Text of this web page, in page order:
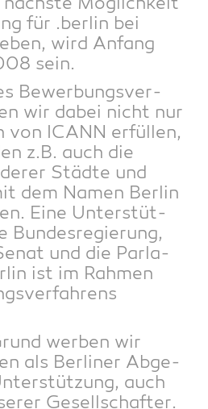
nächs­te Mög­lich­keit
für .ber­lin bei
wird Anfang
sein.
Bewer­bungs­ver­
wir dabei nicht nur
von ICANN erfül­len,
z.B. auch die
Städ­te und
dem Namen Ber­lin
Eine Unter­stüt­
Bun­des­re­gie­rung,
und die Par­la­
ist im Rah­men
wer­ben wir
als Ber­li­ner Abge­
auch
Gesellschafter.